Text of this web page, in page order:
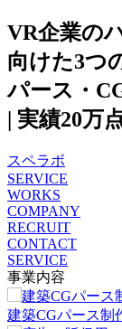
VR企業の
向けた3つ
パース・
| 実績20万
スペラボ
SERVICE
WORKS
COMPANY
RECRUIT
CONTACT
SERVICE
事業内容
建築CGパース制